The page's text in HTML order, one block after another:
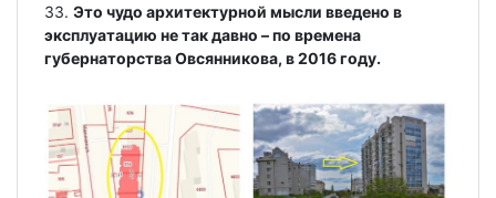
33. Это чудо архитектурной мысли введено в
эксплуатацию не так давно – по времена
губернаторства Овсянникова, в 2016 году.